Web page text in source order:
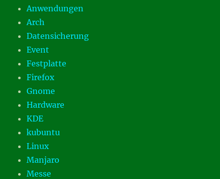
Anwendungen
Arch
Datensicherung
Event
Festplatte
Firefox
Gnome
Hardware
KDE
kubuntu
Linux
Manjaro
Messe